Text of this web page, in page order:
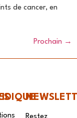
de cancer, en
Prochain →